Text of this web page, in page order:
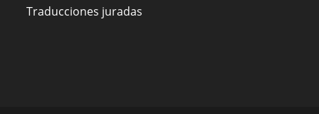
Traducciones juradas